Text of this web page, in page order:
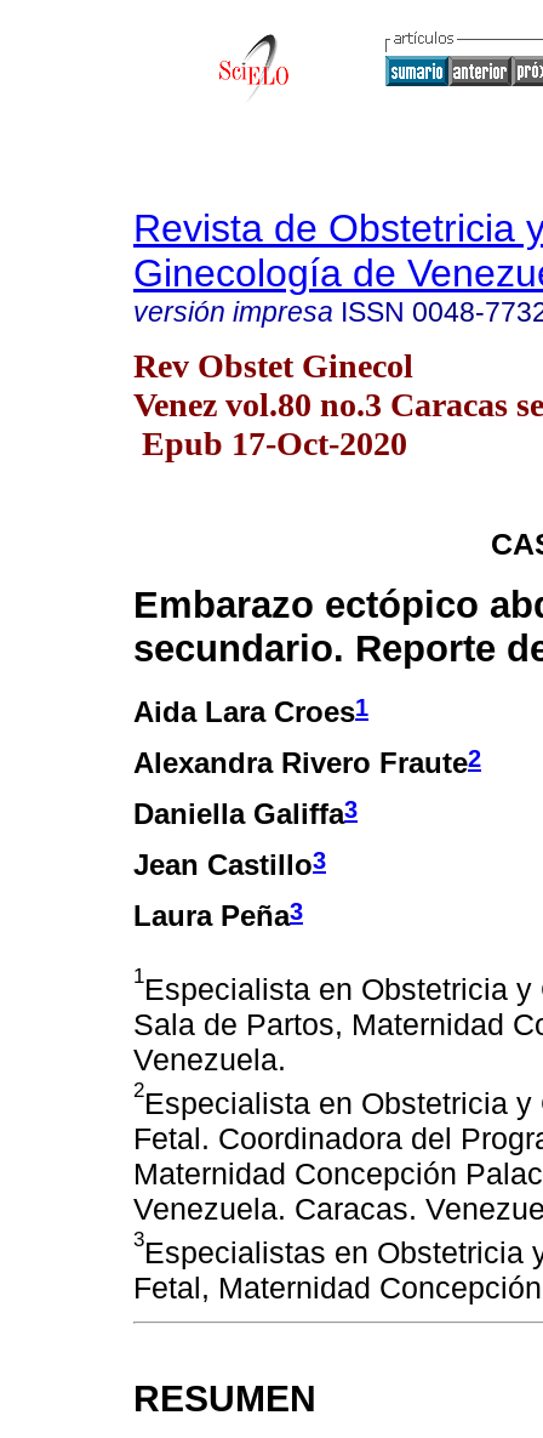
Revista de Obstetricia
Ginecología de
versión impresa ISSN 0048-
Rev Obstet Ginecol
Venez vol.80 no.3 Caracas
Epub 17-Oct-2020
Embarazo ectópico
secundario. Reporte
Aida Lara Croes1
Alexandra Rivero Fraute2
Daniella Galiffa3
Jean Castillo3
Laura Peña3
1Especialista en Obstetricia
Sala de Partos, Maternidad
Venezuela.
2Especialista en Obstetricia
Fetal. Coordinadora del
Maternidad Concepción
Venezuela. Caracas.
3Especialistas en Obstetricia
Fetal, Maternidad
RESUMEN